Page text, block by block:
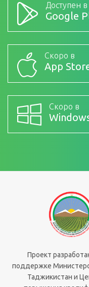
Доступен в
Google
Скоро в
App
Скоро в
Проект
поддержке
Таджикистан и